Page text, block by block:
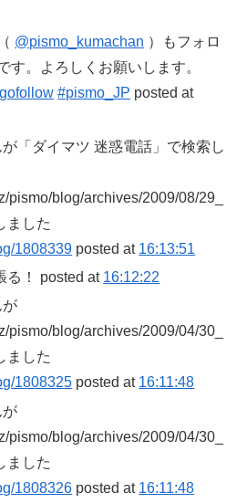
@pismo_kumachan ）もフォロ
す。よろしくお願いします。
#pismo_JP posted at
「ダイマツ 迷惑電話」で検索し
pismo/blog/archives/2009/08/29_
ました
1808339 posted at 16:13:51
る！ posted at 16:12:22
が
pismo/blog/archives/2009/04/30_
ました
1808325 posted at 16:11:48
が
pismo/blog/archives/2009/04/30_
ました
1808326 posted at 16:11:48